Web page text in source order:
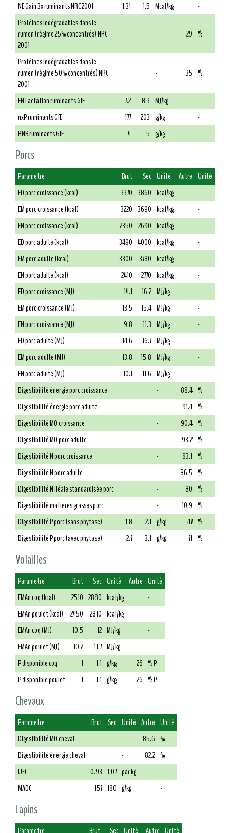
NE Gain 3x ruminants NRC 2001
1.31 1.5 Mcal/kg
-
Protéines indégradables dans le
rumen (régime 25% concentrés) NRC
2001
- 29 %
Protéines indégradables dans le
rumen (régime 50% concentrés) NRC
2001
- 35 %
EN Lactation ruminants GfE 7.2 8.3 MJ/kg
-
nxP ruminants GfE
177 203 g/kg
-
RNB ruminants GfE
4 5 g/kg -
Porcs
Paramètre Brut Sec Unité Autre Unité
ED porc croissance (kcal)
3370 3860 kcal/kg
-
EM porc croissance (kcal)
3220 3690 kcal/kg
-
EN porc croissance (kcal)
2350 2690 kcal/kg
-
ED porc adulte (kcal)
3490 4000 kcal/kg
-
EM porc adulte (kcal)
3300 3780 kcal/kg
-
EN porc adulte (kcal)
2410 2770 kcal/kg
-
ED porc croissance (MJ)
14.1 16.2 MJ/kg
-
EM porc croissance (MJ)
13.5 15.4 MJ/kg
-
EN porc croissance (MJ)
9.8 11.3 MJ/kg
-
ED porc adulte (MJ)
14.6 16.7 MJ/kg
-
EM porc adulte (MJ)
13.8 15.8 MJ/kg
-
EN porc adulte (MJ)
10.1 11.6 MJ/kg
-
Digestibilité énergie porc croissance
- 88.4 %
Digestibilité énergie porc adulte
- 91.4 %
Digestibilité MO croissance
- 90.4 %
Digestibilité MO porc adulte
- 93.2 %
Digestibilité N porc croissance
- 83.1 %
Digestibilité N porc adulte
- 86.5 %
Digestibilité N iléale standardisée porc
- 80 %
Digestibilité matières grasses porc
- 10.9 %
Digestibilité P porc (sans phytase)
1.8 2.1 g/kg 47 %
Digestibilité P porc (avec phytase)
2.7 3.1 g/kg 71 %
Volailles
Paramètre Brut Sec Unité Autre Unité
EMAn coq (kcal)
2510 2880 kcal/kg
-
EMAn poulet (kcal)
2450 2810 kcal/kg
-
EMAn coq (MJ)
10.5 12 MJ/kg
-
EMAn poulet (MJ)
10.2 11.7 MJ/kg
-
P disponible coq
1 1.1 g/kg 26 % P
P disponible poulet
1 1.1 g/kg 26 % P
Chevaux
Paramètre Brut Sec Unité Autre Unité
Digestibilité MO cheval
- 85.6 %
Digestibilité énergie cheval
- 82.2 %
UFC
0.93 1.07 par kg
-
MADC
157 180 g/kg -
Lapins